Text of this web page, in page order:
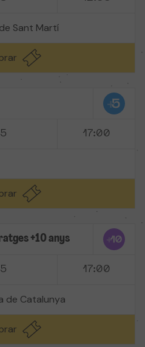
Sant Martí
17:00
+10 anys
17:00
de Catalunya